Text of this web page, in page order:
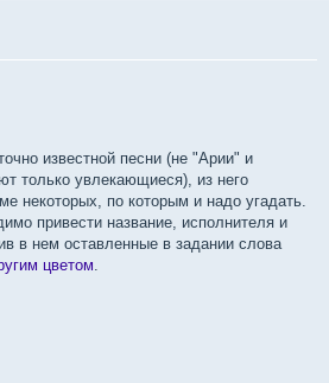
известной песни (не "Арии" и
только увлекающиеся), из него
некоторых, по которым и надо угадать.
привести название, исполнителя и
в нем оставленные в задании слова
цветом.